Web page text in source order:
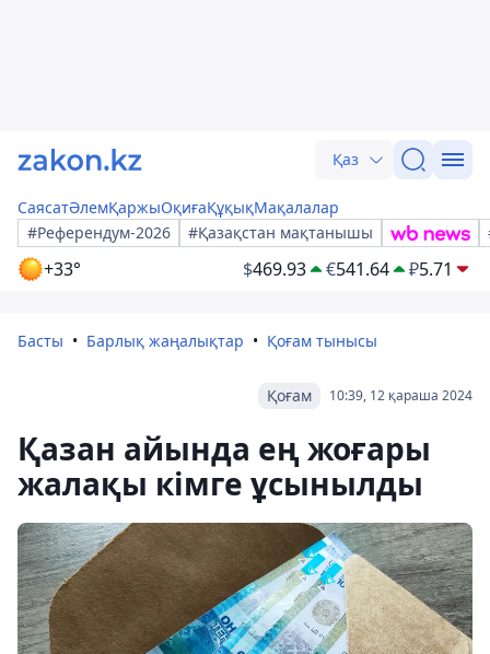
Қаз
СаясатӘлемҚаржыОқиғаҚұқықМақалалар
#Референдум-2026
#Қазақстан мақтанышы
+33° $469.93 €541.64 ₽5.71
Басты Барлық жаңалықтар Қоғам тынысы
10:39, 12 қараша 2024
Қоғам
Қазан айында ең жоғары
жалақы кімге ұсынылды